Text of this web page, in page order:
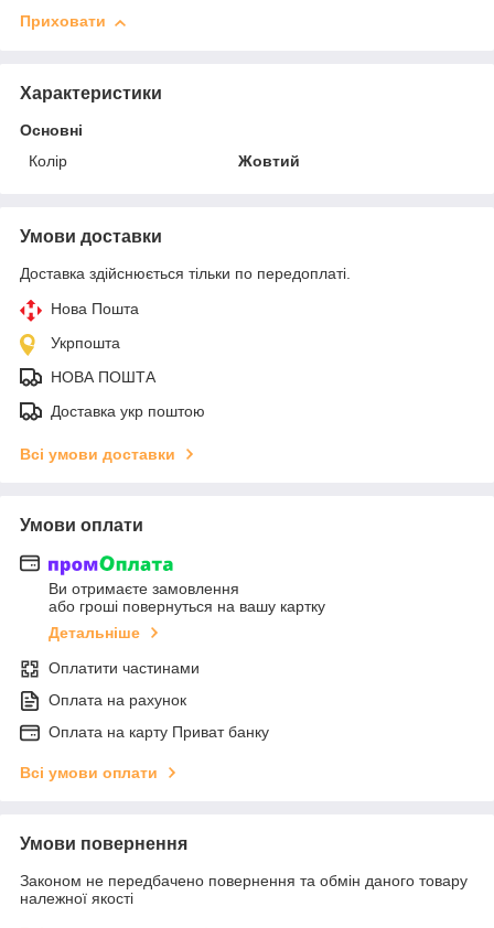
Приховати
Характеристики
Основні
Колір
Жовтий
Умови доставки
Доставка здійснюється тільки по передоплаті.
Нова Пошта
Укрпошта
НОВА ПОШТА
Доставка укр поштою
Всі умови доставки
Умови оплати
Ви отримаєте замовлення
або гроші повернуться на вашу картку
Детальніше
Оплатити частинами
Оплата на рахунок
Оплата на карту Приват банку
Всі умови оплати
Умови повернення
Законом не передбачено повернення та обмін даного товару
належної якості